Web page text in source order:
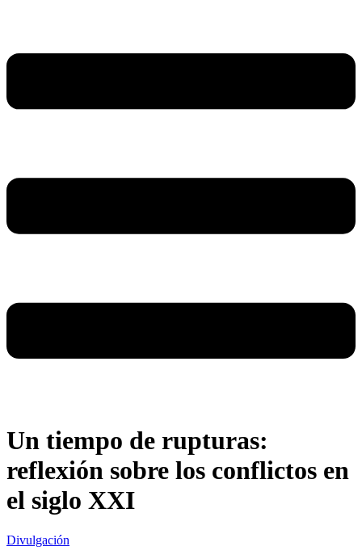
Un tiempo de rupturas:
reflexión sobre los conflictos en
el siglo XXI
Divulgación